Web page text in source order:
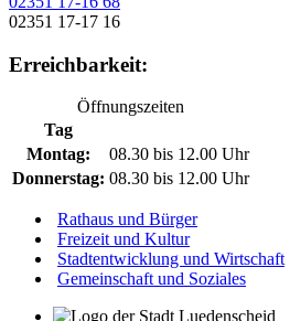
02351 17-17 16
Erreichbarkeit:
Öffnungszeiten
Tag
Montag:
08.30 bis 12.00 Uhr
Donnerstag: 08.30 bis 12.00 Uhr
Rathaus und Bürger
Freizeit und Kultur
Stadtentwicklung und Wirtschaft
Gemeinschaft und Soziales